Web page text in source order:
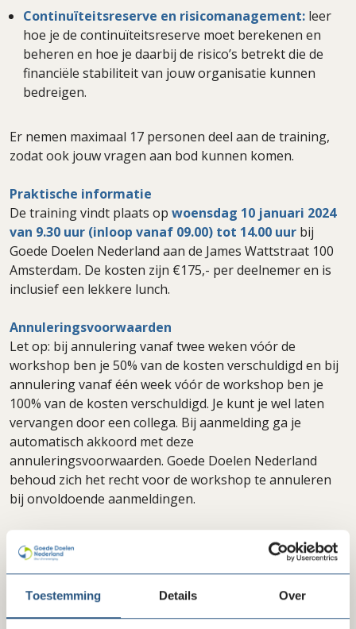
Toestemming Details Over
Continuïteitsreserve en risicomanagement: leer
hoe je de continuïteitsreserve moet berekenen en
beheren en hoe je daarbij de risico’s betrekt die de
financiële stabiliteit van jouw organisatie kunnen
bedreigen.
Er nemen maximaal 17 personen deel aan de training,
zodat ook jouw vragen aan bod kunnen komen.
Praktische informatie
De training vindt plaats op woensdag 10 januari 2024
van 9.30 uur (inloop vanaf 09.00) tot 14.00 uur bij
Goede Doelen Nederland aan de James Wattstraat 100
Amsterdam. De kosten zijn €175,- per deelnemer en is
inclusief een lekkere lunch.
Annuleringsvoorwaarden
Let op: bij annulering vanaf twee weken vóór de
workshop ben je 50% van de kosten verschuldigd en bij
annulering vanaf één week vóór de workshop ben je
100% van de kosten verschuldigd. Je kunt je wel laten
vervangen door een collega. Bij aanmelding ga je
automatisch akkoord met deze
annuleringsvoorwaarden. Goede Doelen Nederland
behoud zich het recht voor de workshop te annuleren
bij onvoldoende aanmeldingen.
de wachtlijst via het inschrijfformulier.